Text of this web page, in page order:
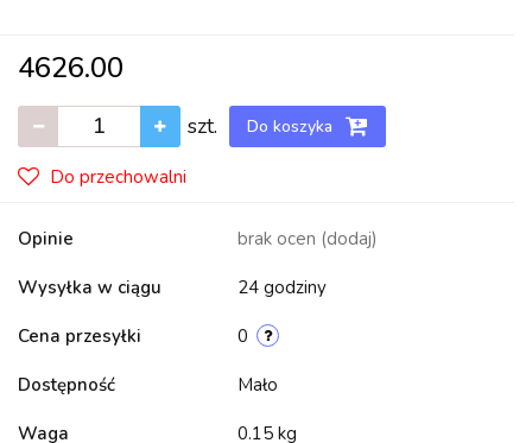
4626.00
szt. Do koszyka
Do przechowalni
Opinie brak ocen (dodaj)
Wysyłka w ciągu 24 godziny
Cena przesyłki 0
Dostępność Mało
Waga 0.15 kg